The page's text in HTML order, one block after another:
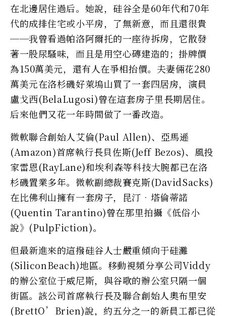
在北邊居住過后。她說，硅谷全是60年代和70年
代的成排住宅或小平房，了無新意，而且還很貴
──我曾看過帕洛阿爾托的一座待拆房，它散發
著一股尿騷味，而且是用空心磚建造的；掛牌價
為150萬美元，還有人在爭相抬價。夫妻倆花280
萬美元在洛杉磯好萊塢山買了一套四居房，演員
盧戈西(BelaLugosi)曾在這套房子里長期居住。
后來他們又花一年時間做了一番改造。
微軟聯合創始人艾倫(Paul Allen)、亞馬遜
(Amazon)首席執行長貝佐斯(Jeff Bezos)、風投
家雷恩(RayLane)和埃利森等科技大腕都已在洛
杉磯置業多年。微軟副總裁賽克斯(DavidSacks)
在比佛利山擁有一套房子，昆汀•塔倫蒂諾
(Quentin Tarantino)曾在那里拍攝《低俗小
說》(PulpFiction)。
但最新進來的這撥硅谷人士嚴重傾向于硅灘
(SiliconBeach)地區。移動視頻分享公司Viddy
的辦公室位于威尼斯，與谷歌的辦公室只隔一個
街區。該公司首席執行長及聯合創始人奧布里安
(BrettO’Brien)說，約五分之一的新員工都已從